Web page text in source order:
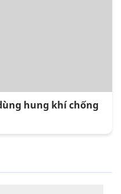
hung khí chống